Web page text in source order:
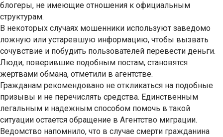
блогеры, не имеющие отношения к официальным
структурам.
В некоторых случаях мошенники используют заведомо
ложную или устаревшую информацию, чтобы вызвать
сочувствие и побудить пользователей перевести деньги.
Люди, поверившие подобным постам, становятся
жертвами обмана, отметили в агентстве.
Гражданам рекомендовано не откликаться на подобные
призывы и не перечислять средства. Единственным
легальным и надежным способом помочь в такой
ситуации остается обращение в Агентство миграции.
Ведомство напомнило, что в случае смерти гражданина